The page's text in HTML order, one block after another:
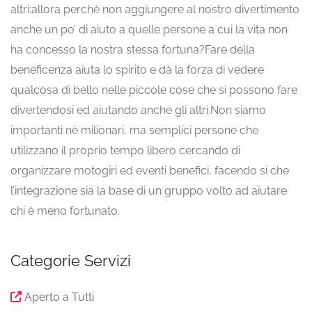
altri:allora perchè non aggiungere al nostro divertimento
anche un po’ di aiuto a quelle persone a cui la vita non
ha concesso la nostra stessa fortuna?Fare della
beneficenza aiuta lo spirito e dà la forza di vedere
qualcosa di bello nelle piccole cose che si possono fare
divertendosi ed aiutando anche gli altri.Non siamo
importanti nè milionari, ma semplici persone che
utilizzano il proprio tempo libero cercando di
organizzare motogiri ed eventi benefici, facendo si che
l’integrazione sia la base di un gruppo volto ad aiutare
chi è meno fortunato.
Categorie Servizi
Aperto a Tutti